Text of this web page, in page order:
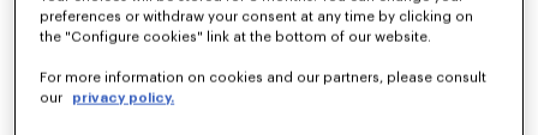
preferences or withdraw your consent at any time by clicking on
the "Configure cookies" link at the bottom of our website.
For more information on cookies and our partners, please consult
our
privacy policy.